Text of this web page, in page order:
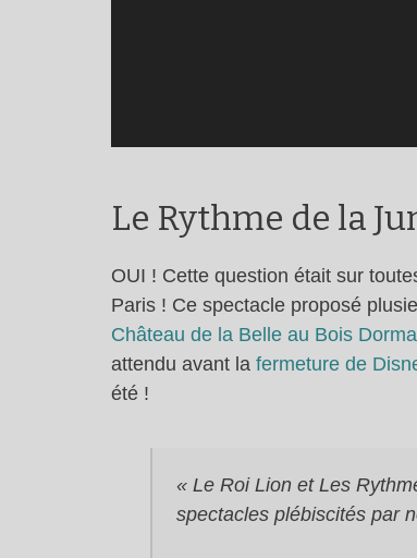
Le Rythme de la
OUI ! Cette question était sur
Paris ! Ce spectacle proposé
Château de la Belle au Bois
attendu avant la fermeture de
été !
« Le Roi Lion et Les
spectacles plébiscités par